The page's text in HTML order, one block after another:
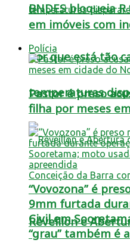
Por que está tão
temperaturas
Réveillon e
BNDES bloqueia
em imóveis com
Polícia
Pastor é preso
filha por meses
“Vovozona” é
9mm furtada
Civil em
“grau” também é